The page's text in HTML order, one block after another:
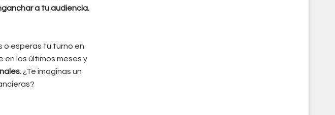
a tu audiencia.
o esperas tu turno en
los últimos meses y
¿Te imaginas un